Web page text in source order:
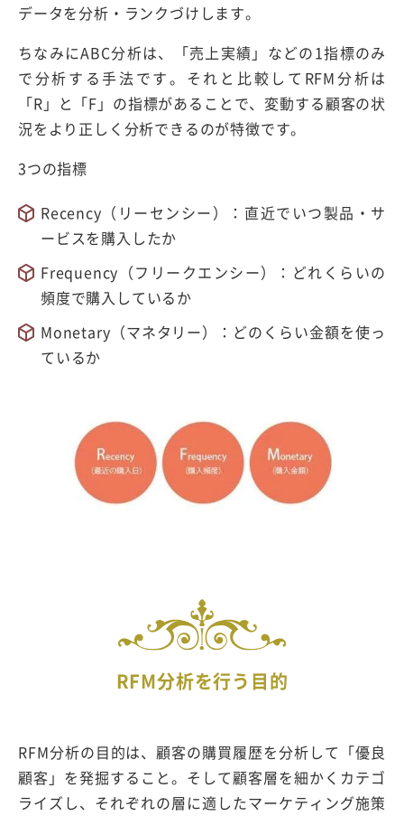
データを分析・ランクづけします。
ちなみにABC分析は、「売上実績」などの1指標のみ
で分析する手法です。それと比較してRFM分析は
「R」と「F」の指標があることで、変動する顧客の状
況をより正しく分析できるのが特徴です。
3つの指標
Recency（リーセンシー）：直近でいつ製品・サ
ービスを購入したか
Frequency（フリークエンシー）：どれくらいの
頻度で購入しているか
Monetary（マネタリー）：どのくらい金額を使っ
ているか
RFM分析を行う目的
RFM分析の目的は、顧客の購買履歴を分析して「優良
顧客」を発掘すること。そして顧客層を細かくカテゴ
ライズし、それぞれの層に適したマーケティング施策